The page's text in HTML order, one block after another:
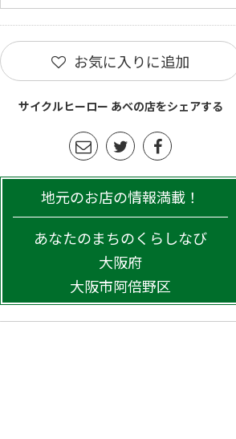
お気に入りに追加
サイクルヒーロー あべの店をシェアする
地元のお店の情報満載！
あなたのまちのくらしなび
大阪府
大阪市阿倍野区